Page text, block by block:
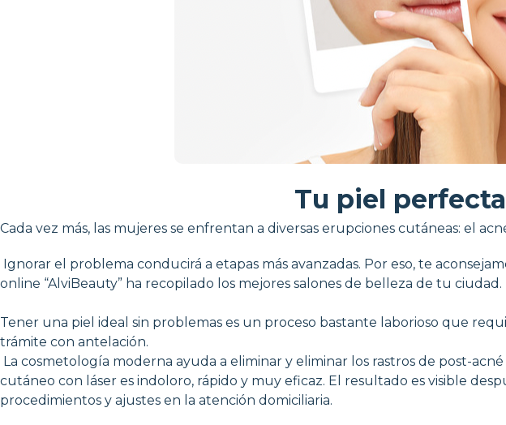
Tu piel
Cada vez más, las mujeres se enfrentan a diversas erupciones cutáneas: el
Ignorar el problema conducirá a etapas más avanzadas. Por eso, te
online “AlviBeauty” ha recopilado los mejores salones de belleza de tu
Tener una piel ideal sin problemas es un proceso bastante laborioso que
trámite con antelación.
La cosmetología moderna ayuda a eliminar y eliminar los rastros de post-
cutáneo con láser es indoloro, rápido y muy eficaz. El resultado es visible
procedimientos y ajustes en la atención domiciliaria.